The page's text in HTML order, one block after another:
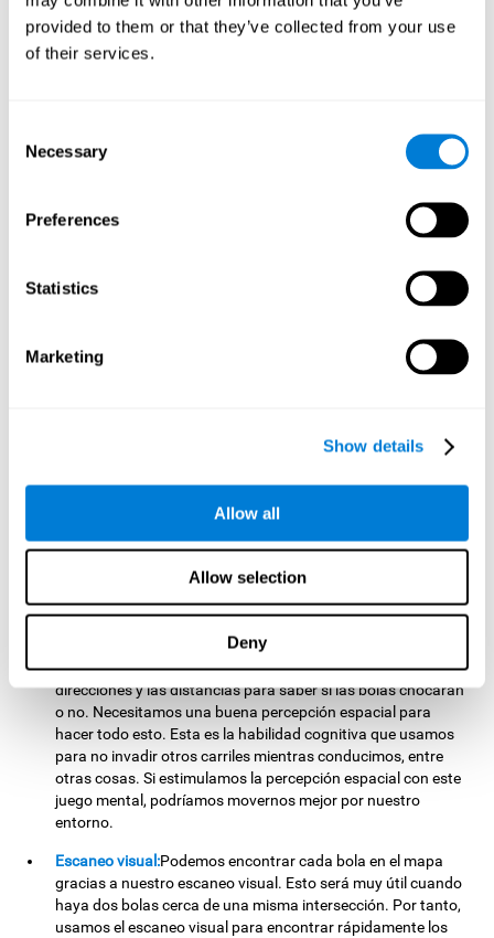
provided to them or that they’ve collected from your use
of their services.
Selection
Necessary
Preferences
Statistics
Marketing
Show details
Allow all
Allow selection
Deny
empleamos la planificación para establecer recorridos más
optimizados en coche, por ejemplo.
la colisión sin nuestra ayuda. En este caso, deberíamos
cortar o inhibir la conducta de poner la piedra, ya que ha
puede ser estimulada con este juego mental. Una mayor
capacidad inhibitoria puede ayudarnos a frenar a tiempo si
Memoria visual a corto plazo:
Podemos recordar la posición
de una bola mientras atendemos a las demás. Esto facilitará
que las otras bolas no corren peligro. Usamos nuestra
memoria visual a corto plazo para retener esta información.
cognitiva, podremos ser más eficientes en este tipo de
para detectar las bolas y las intersecciones donde podemos
poner las piedras. Todos los días usamos esta habilidad
centrados en una lectura. Podríamos ser más eficientes en
estas situaciones al estimular nuestra atención focalizada
Percepción espacial:Tenemos que calcular los espacios,
direcciones y las distancias para saber si las bolas chocarán
o no. Necesitamos una buena percepción espacial para
hacer todo esto. Esta es la habilidad cognitiva que usamos
para no invadir otros carriles mientras conducimos, entre
otras cosas. Si estimulamos la percepción espacial con este
juego mental, podríamos movernos mejor por nuestro
entorno.
Escaneo visual:Podemos encontrar cada bola en el mapa
gracias a nuestro escaneo visual. Esto será muy útil cuando
haya dos bolas cerca de una misma intersección. Por tanto,
usamos el escaneo visual para encontrar rápidamente los